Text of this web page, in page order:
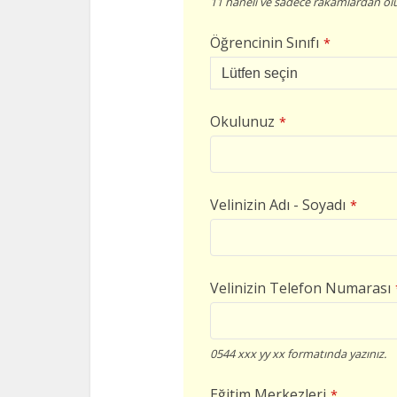
Öğrencinin Sınıfı *
Okulunuz *
Velinizin Adı - Soyadı *
Velinizin Telefon Numarası
0544 xxx yy xx formatında yazınız.